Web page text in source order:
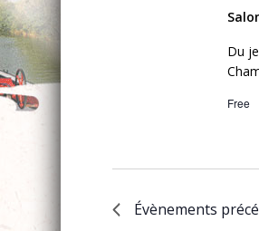
Du
Free
Évènements